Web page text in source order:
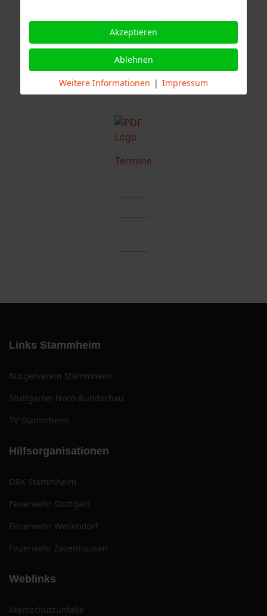
Freiwillige Feuerwehr Stuttgart Abteilung Stammheim, Branddirektion
Stuttgart
Termine
Links Stammheim
Bürgerverein Stammheim
Stuttgarter Nord-Rundschau
TV Stammheim
Hilfsorganisationen
DRK Stammheim
Feuerwehr Stuttgart
Feuerwehr Weilimdorf
Feuerwehr Zazenhausen
Weblinks
Atemschutzunfälle
Akzeptieren
Ablehnen
Weitere Informationen | Impressum